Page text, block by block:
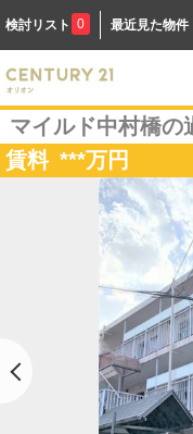
検討リスト 0 最近見た物件
マイルド中村橋の
賃料 ***万円